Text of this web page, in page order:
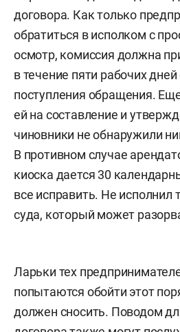
договора. Как только
обратиться в исполком с
осмотр, комиссия должна
в течение пяти рабочих
поступления обращения.
ей на составление и
чиновники не обнаружили
В противном случае
киоска дается 30
все исправить. Не
суда, который может
Ларьки тех
попытаются обойти этот
должен сносить. Поводом